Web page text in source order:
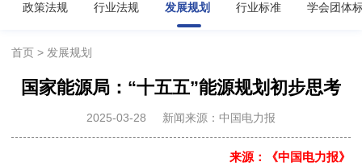
景
决
政策法规 行业法规 发展规划 行业标准 学会团体
首页 发展规划
国家能源局：“十五五”能源规划初步思考
2025-03-28 新闻来源：中国电力报
来源：《中国电力报》